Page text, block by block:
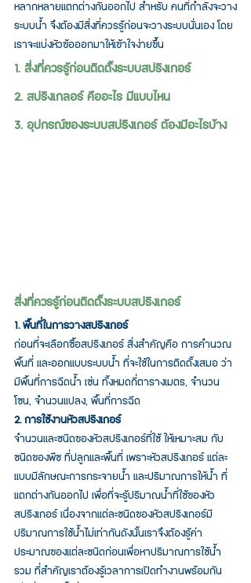
หลากหลายแตกต่างกันออกไป สำหรับ คนที่กำลังจะวาง
ระบบน้ำ จึงต้องมีสิ่งที่ควรรู้ก่อนจะวางระบบนั่นเอง โดย
เราจะแบ่งหัวข้อออกมาให้เข้าใจง่ายขึ้น
1. สิ่งที่ควรรู้ก่อนติดตั้งระบบสปริงเกอร์
2. สปริงเกลอร์ คืออะไร มีแบบไหน
3. อุปกรณ์ของระบบสปริงเกอร์ ต้องมีอะไรบ้าง
สิ่งที่ควรรู้ก่อนติดตั้งระบบสปริงเกอร์
1. พื้นที่ในการวางสปริงเกอร์
ก่อนที่จะเลือกซื้อสปริงเกอร์ สิ่งสำคัญคือ การคำนวณ
พื้นที่ และออกแบบระบบน้ำ ที่จะใช้ในการติดตั้งเสมอ ว่า
มีพื้นที่การฉีดน้ำ เช่น ทั้งหมดกี่ตารางเมตร, จำนวน
โซน, จำนวนแปลง, พื้นที่การฉีด
2. การใช้งานหัวสปริงเกอร์
จำนวนและชนิดของหัวสปริงเกอร์ที่ใช้ ให้เหมาะสม กับ
ชนิดของพืช ที่ปลูกและพื้นที่ เพราะหัวสปริงเกอร์ แต่ละ
แบบมีลักษณะการกระจายน้ำ และปริมาณการให้น้ำ ที่
แตกต่างกันออกไป เพื่อที่จะรู้ปริมาณน้ำที่ใช้ของหัว
สปริงเกอร์ เนื่องจากแต่ละชนิดของหัวสปริงเกอร์มี
ปริมาณการใช้น้ำไม่เท่ากันดังนั้นเราจึงต้องรู้ค่า
ประมาณของแต่ละชนิดก่อนเพื่อหาปริมาณการใช้น้ำ
รวม ที่สำคัญเราต้องรู้เวลาการเปิดทำงานพร้อมกัน